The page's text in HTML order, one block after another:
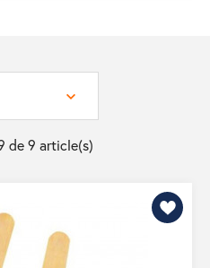
de 9 article(s)